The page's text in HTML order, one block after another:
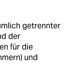
getrennter
der
für die
und